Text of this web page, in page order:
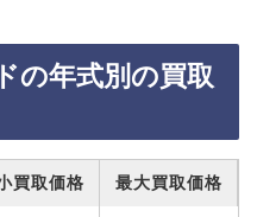
の年式別の買取
買取価格 最大買取価格